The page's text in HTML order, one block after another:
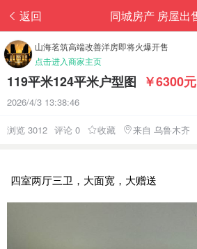
返回 同城房产 房屋出
山海茗筑高端改善洋房即将火爆开售
点击进入商家主页
119平米124平米户型图 ￥6300
2026/4/3 13:38:46
浏览 3012 评论 0 收藏 来自 乌鲁木齐
四室两厅三卫，大面宽，大赠送